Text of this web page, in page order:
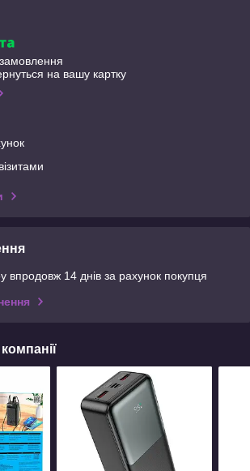
на вашу картку
впродовж 14 днів за рахунок покупця